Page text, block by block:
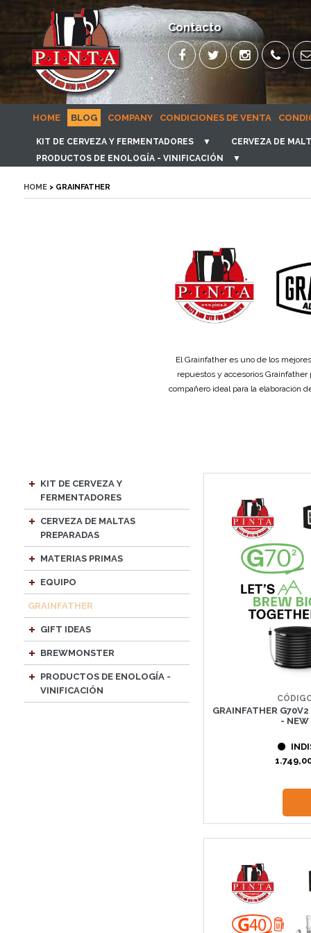
Contacto
HOME BLOG COMPANY CONDICIONES DE VENTA
KIT DE CERVEZA Y FERMENTADORES ▼
CERVEZA DE
PRODUCTOS DE ENOLOGÍA - VINIFICACIÓN
▼
HOME> GRAINFATHER
El Grainfather es uno de los
repuestos y accesorios
compañero ideal para la elaboración
KIT DE CERVEZA Y
FERMENTADORES
CERVEZA DE MALTAS
PREPARADAS
MATERIAS PRIMAS
EQUIPO
GRAINFATHER
GIFT IDEAS
BREWMONSTER
PRODUCTOS DE ENOLOGÍA -
VINIFICACIÓN
GRAINFATHER
- NEW